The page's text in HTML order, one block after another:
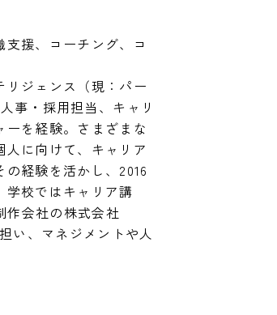
援、コーチング、コ
ジェンス（現：パー
事・採用担当、キャリ
を経験。さまざまな
に向けて、キャリア
経験を活かし、2016
校ではキャリア講
作会社の株式会社
い、マネジメントや人